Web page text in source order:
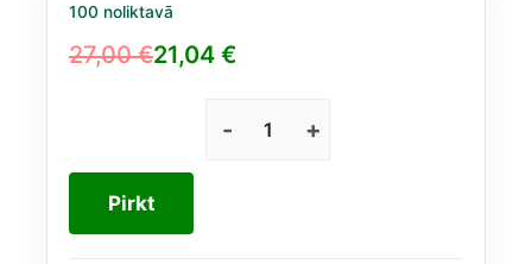
100 noliktavā
27,00€
Original
27,00 €.
21,04 €
Current
21,04 €.
Maison
Pirkt